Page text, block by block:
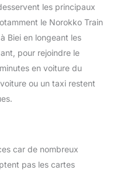
les principaux
le Norokko Train
Biei en longeant les
pour rejoindre le
en voiture du
ou un taxi restent
car de nombreux
pas les cartes